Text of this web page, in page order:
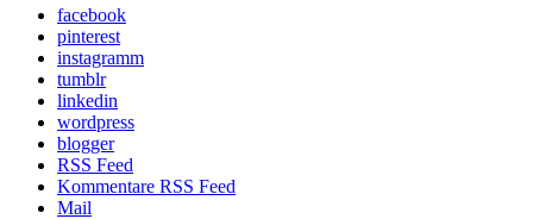
facebook
pinterest
instagramm
tumblr
linkedin
wordpress
blogger
RSS Feed
Kommentare RSS Feed
Mail